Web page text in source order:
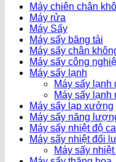
Máy chiên chân
Máy rửa
Máy Sấy
Máy sấy băng tải
Máy sấy chân
Máy sấy công
Máy sấy lạnh
Máy sấy lạnh
Máy sấy lạnh
Máy sấy lạp xưởng
Máy sấy năng
Máy sấy nhiệt độ
Máy sấy nhiệt đối
Máy sấy